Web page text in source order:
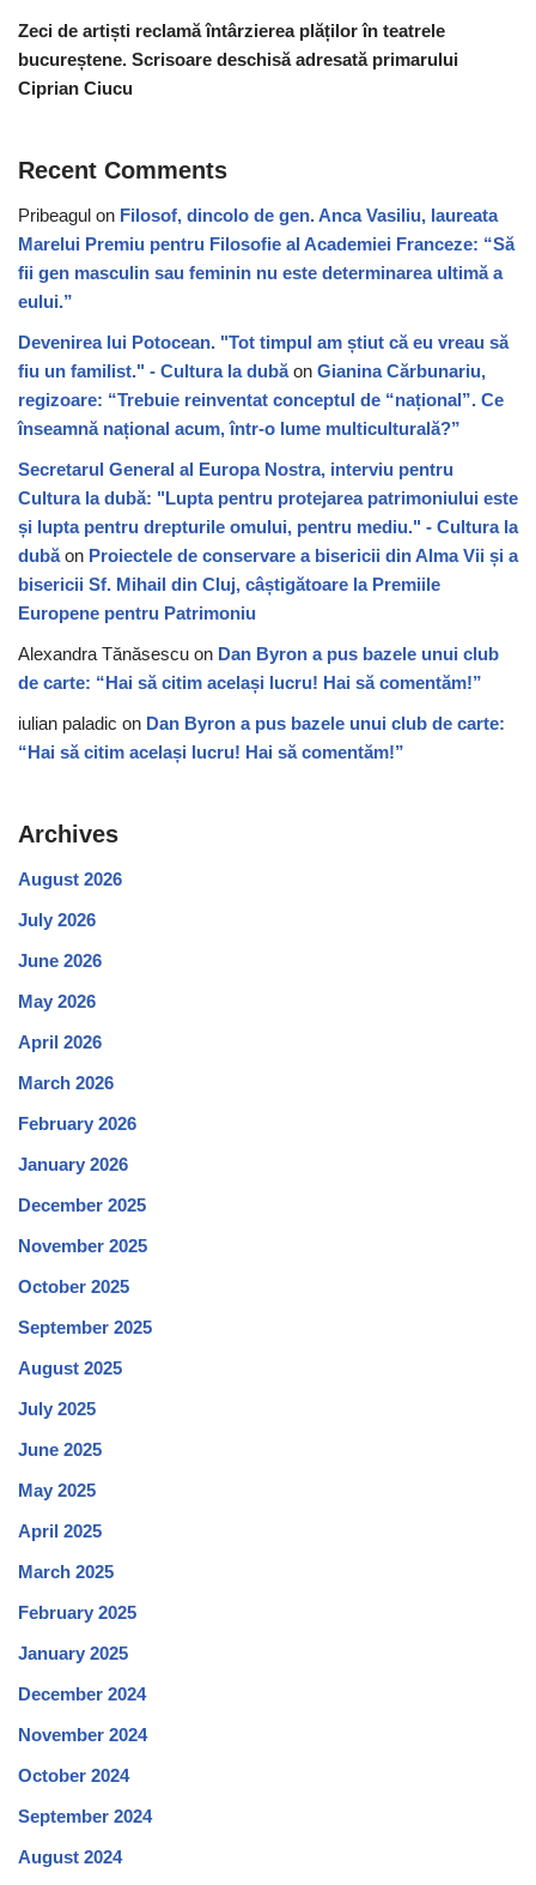
Zeci de artiști reclamă întârzierea plăților în teatrele
bucureștene. Scrisoare deschisă adresată primarului
Ciprian Ciucu
Recent Comments
Pribeagul on Filosof, dincolo de gen. Anca Vasiliu, laureata
Marelui Premiu pentru Filosofie al Academiei Franceze: “Să
fii gen masculin sau feminin nu este determinarea ultimă a
eului.”
Devenirea lui Potocean. "Tot timpul am știut că eu vreau să
fiu un familist." - Cultura la dubăon Gianina Cărbunariu,
regizoare: “Trebuie reinventat conceptul de “național”. Ce
înseamnă național acum, într-o lume multiculturală?”
Secretarul General al Europa Nostra, interviu pentru
Cultura la dubă: "Lupta pentru protejarea patrimoniului este
și lupta pentru drepturile omului, pentru mediu." - Cultura la
dubăon Proiectele de conservare a bisericii din Alma Vii și a
bisericii Sf. Mihail din Cluj, câștigătoare la Premiile
Europene pentru Patrimoniu
Alexandra Tănăsescu on Dan Byron a pus bazele unui club
de carte: “Hai să citim același lucru! Hai să comentăm!”
iulian paladic on Dan Byron a pus bazele unui club de carte:
“Hai să citim același lucru! Hai să comentăm!”
Archives
August 2026
July 2026
June 2026
May 2026
April 2026
March 2026
February 2026
January 2026
December 2025
November 2025
October 2025
September 2025
August 2025
July 2025
June 2025
May 2025
April 2025
March 2025
February 2025
January 2025
December 2024
November 2024
October 2024
September 2024
August 2024